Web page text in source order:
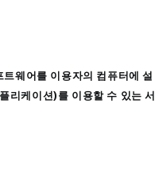
트웨어를 이용자의 컴퓨터에 설
리케이션)를 이용할 수 있는 서